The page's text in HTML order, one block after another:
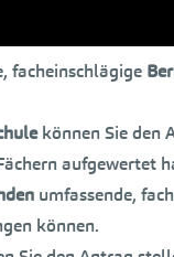
facheinschlägige
können Sie den
aufgewertet
umfassende,
können.